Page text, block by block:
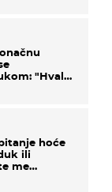
"Hvala
hoće
ili
me